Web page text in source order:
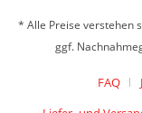
* Alle Preise verstehen
ggf.
FAQ